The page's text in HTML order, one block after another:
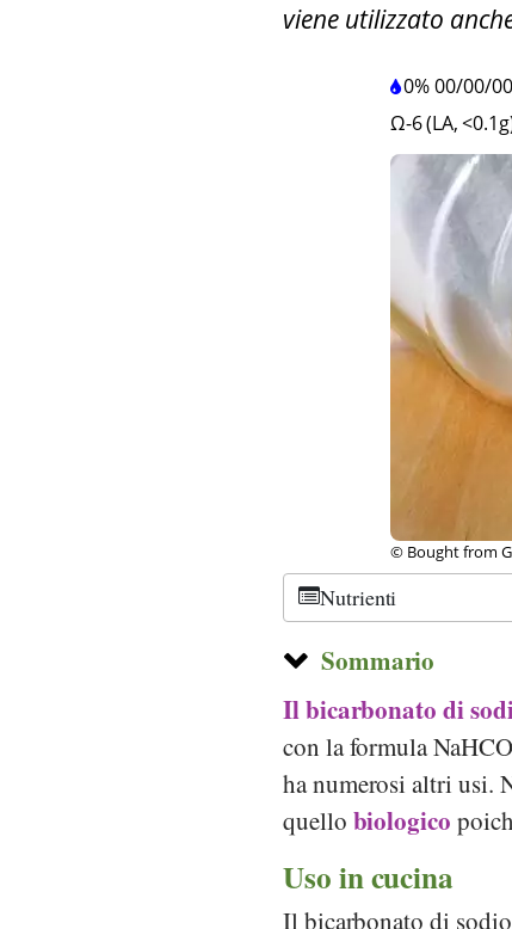
viene utilizzato
0%00/00/00
Ω-6 (LA,
© Public
Nutrienti
Sommario
Il bicarbonato di
con la formula NaHCO
ha numerosi altri usi.
quello biologico
Uso in cucina
Il bicarbonato di